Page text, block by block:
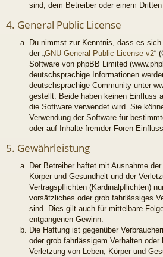
sind, dem Betreiber oder einem
4. General Public License
Du nimmst zur Kenntnis, dass es
der „GNU General Public License v2“
Software von phpBB Limited
deutschsprachige Informationen
deutschsprachige Community unter
gestellt. Beide haben keinen Einfluss
die Software verwendet wird. Sie
Verwendung der Software für
oder auf Inhalte fremder Foren
5. Gewährleistung
Der Betreiber haftet mit Ausnahme
Körper und Gesundheit und der
Vertragspflichten (Kardinalpflichten)
vorsätzliches oder grob fahrlässiges
sind. Dies gilt auch für mittelbare
entgangenen Gewinn.
Die Haftung ist gegenüber
oder grob fahrlässigem Verhalten
Verletzung von Leben, Körper und